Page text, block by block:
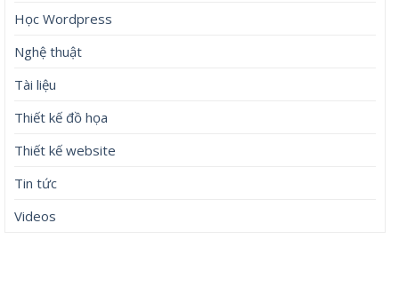
Học Wordpress
Nghệ thuật
Tài liệu
Thiết kế đồ họa
Thiết kế website
Tin tức
Videos